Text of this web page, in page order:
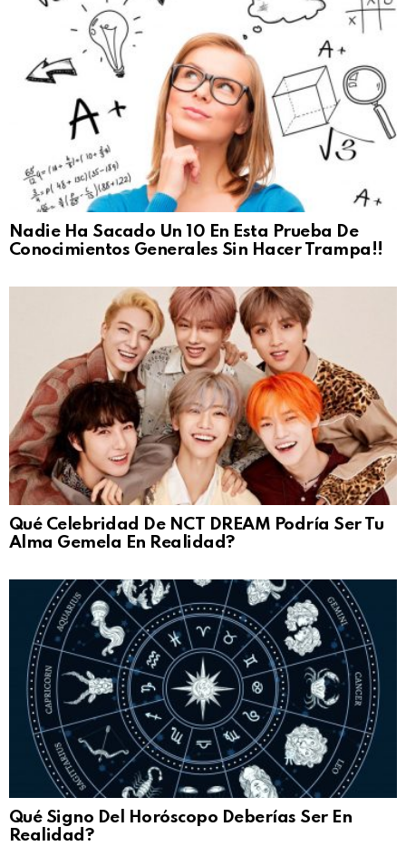
Nadie Ha Sacado Un 10 En Esta Prueba De
Conocimientos Generales Sin Hacer Trampa!!
Qué Celebridad De NCT DREAM Podría Ser Tu
Alma Gemela En Realidad?
Qué Signo Del Horóscopo Deberías Ser En
Realidad?